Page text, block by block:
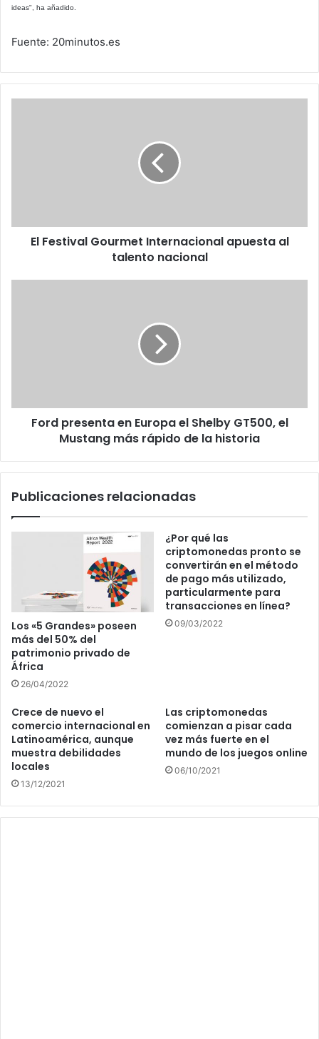
ideas", ha añadido.
Fuente: 20minutos.es
El Festival Gourmet Internacional apuesta al
talento nacional
Mustang
Ford presenta en Europa el Shelby GT500, el
Mustang más rápido de la historia
Publicaciones relacionadas
Los «5 Grandes» poseen
más del 50% del
patrimonio privado de
África
26/04/2022
¿Por qué las
criptomonedas pronto se
convertirán en el método
de pago más utilizado,
particularmente para
transacciones en línea?
09/03/2022
Crece de nuevo el
comercio internacional en
Latinoamérica, aunque
muestra debilidades
locales
13/12/2021
Las criptomonedas
comienzan a pisar cada
vez más fuerte en el
mundo de los juegos online
06/10/2021